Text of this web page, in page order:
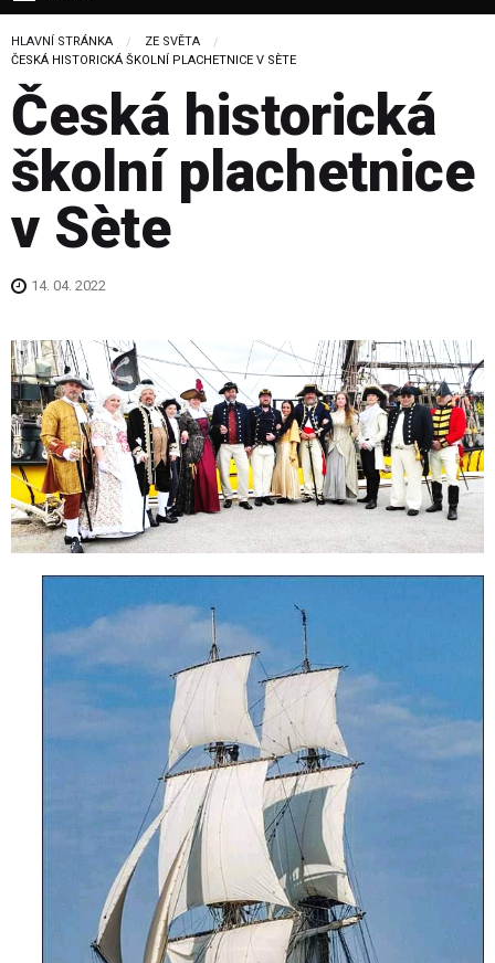
HLAVNÍ STRÁNKA
ZE SVĚTA
CURRENT:
ČESKÁ HISTORICKÁ ŠKOLNÍ PLACHETNICE V SÈTE
Česká historická
školní plachetnice
v Sète
14. 04. 2022